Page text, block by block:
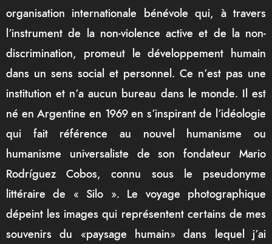
organisation internationale bénévole qui, à travers
l’instrument de la non-violence active et de la non-
discrimination, promeut le développement humain
dans un sens social et personnel. Ce n’est pas une
institution et n’a aucun bureau dans le monde. Il est
né en Argentine en 1969 en s’inspirant de l’idéologie
qui fait référence au nouvel humanisme ou
humanisme universaliste de son fondateur Mario
Rodríguez Cobos, connu sous le pseudonyme
littéraire de « Silo ». Le voyage photographique
dépeint les images qui représentent certains de mes
souvenirs du «paysage humain» dans lequel j’ai